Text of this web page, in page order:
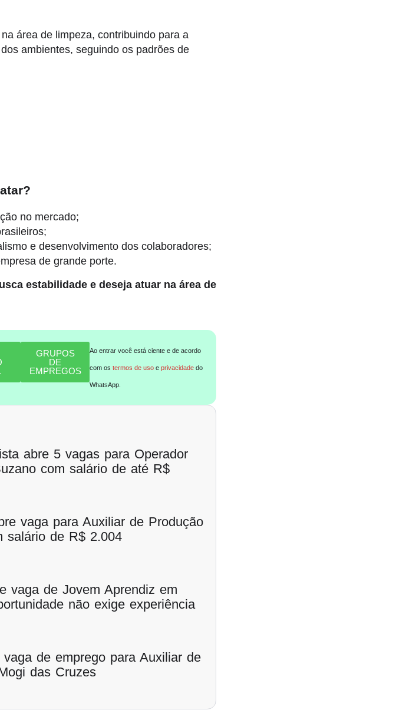
área de limpeza, contribuindo para a
ambientes, seguindo os padrões de
no mercado;
e desenvolvimento dos colaboradores;
de grande porte.
estabilidade e deseja atuar na área de
GRUPOS
DE
EMPREGOS
Ao entrar você está ciente e de acordo
com ostermos de uso eprivacidade do
WhatsApp.
abre 5 vagas para Operador
com salário de até R$
vaga para Auxiliar de Produção
salário de R$ 2.004
vaga de Jovem Aprendiz em
não exige experiência
de emprego para Auxiliar de
das Cruzes